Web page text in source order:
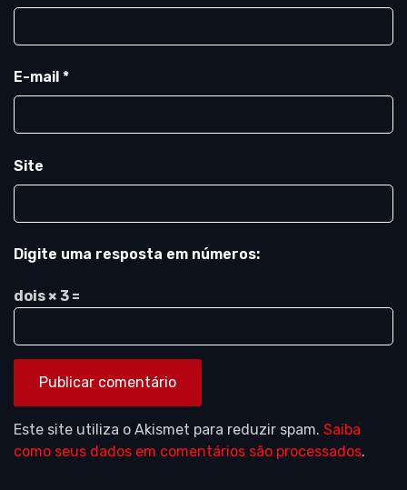
E-mail *
Site
Digite uma resposta em números:
dois × 3 =
Este site utiliza o Akismet para reduzir spam. Saiba
como seus dados em comentários são processados.